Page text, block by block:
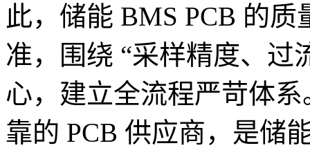
此，储能 BMS PCB 的
准，围绕 “采样精度、过
心，建立全流程严苛体
靠的 PCB 供应商，是储